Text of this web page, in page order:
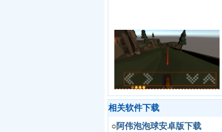
相关软件下载
○阿伟泡泡球安卓版下载